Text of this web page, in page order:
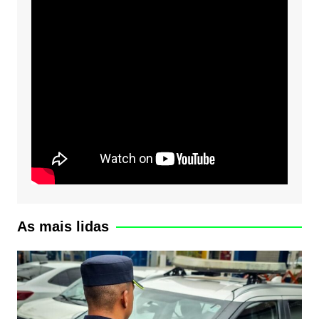
As mais lidas